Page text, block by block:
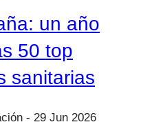
un año
50 top
sanitarias
29 Jun 2026